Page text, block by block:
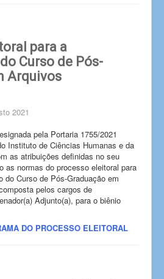
para a
Curso de Pós-
Arquivos
2021
pela Portaria 1755/2021
Instituto de Ciências Humanas e da
as atribuições definidas no seu
as normas do processo eleitoral para
do Curso de Pós-Graduação em
pelos cargos de
Adjunto(a), para o biênio
DO PROCESSO ELEITORAL